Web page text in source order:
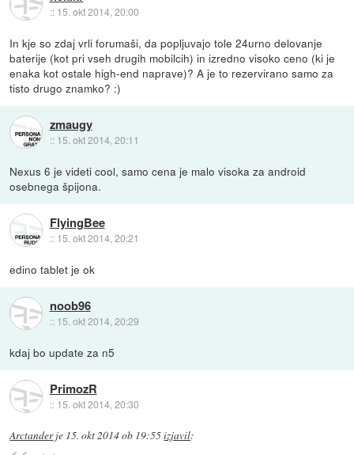
:: 15. okt 2014, 20:00
In kje so zdaj vrli forumaši, da popljuvajo tole 24urno delovanje
baterije (kot pri vseh drugih mobilcih) in izredno visoko ceno (ki je
enaka kot ostale high-end naprave)? A je to rezervirano samo za
tisto drugo znamko? :)
zmaugy
:: 15. okt 2014, 20:11
Nexus 6 je videti cool, samo cena je malo visoka za android
osebnega špijona.
FlyingBee
:: 15. okt 2014, 20:21
edino tablet je ok
noob96
:: 15. okt 2014, 20:29
kdaj bo update za n5
PrimozR
:: 15. okt 2014, 20:30
Arctanderje 15. okt 2014 ob 19:55izjavil: